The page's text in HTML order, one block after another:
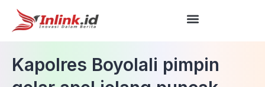
Kapolres Boyolali pimpin